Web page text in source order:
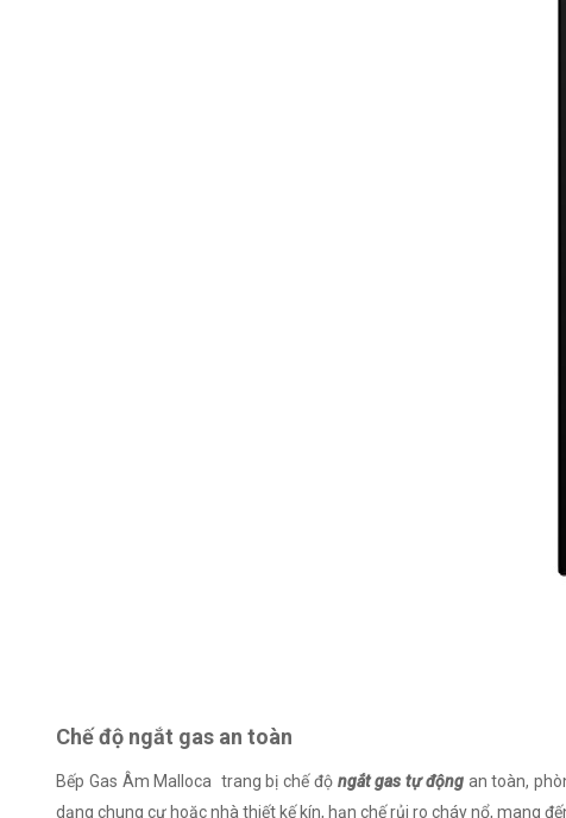
Chế độ ngắt gas an toàn
Bếp Gas Âm Malloca trang bị chế độ ngắt gas tự độngan toàn,
dạng chung cư hoặc nhà thiết kế kín, hạn chế rủi ro cháy nổ, mang